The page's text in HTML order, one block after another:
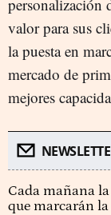
personalización
valor para sus
la puesta en
mercado de
mejores
Cada mañana
que marcarán